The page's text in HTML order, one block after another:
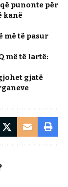
që punonte për
kanë
të pasur
më të lartë:
gjatë